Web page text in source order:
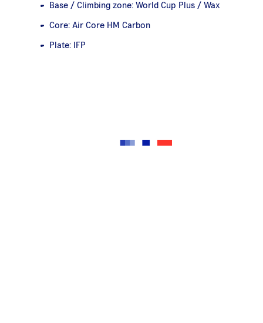
Base / Climbing zone: World Cup Plus / Wax
Core: Air Core HM Carbon
Plate: IFP